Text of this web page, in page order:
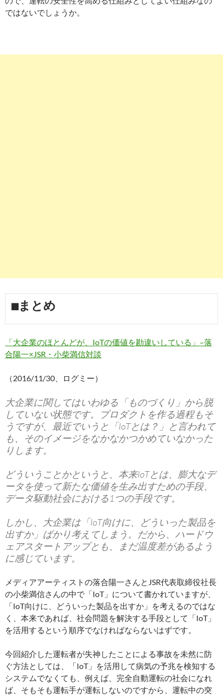
ではないでしょうか。
■まとめ
「大企業のほとんどが、IoTの価値を勘違いしている」–落
合陽一×JSR・小柴満信対談
（2016/11/30、ログミー）
大企業に関してはいわゆる「ものづくり」から脱
していない状態です。プロダクトを作る過程もそ
うですが、最近でいうと「IoTとは？」と言われて
も、そのイメージをなかなかつかめていなかった
りします。
どういうことかというと、本来IoTとは、膨大なデ
ータを使って新たな価値を生み出すための手段、
データ駆動社会における1つの手段です。
しかし、大企業は「IoT向けに、どういった製品を
出すか」ばかり考えてしまう。だから、ハードウ
ェアスタートアップとも、まだ温度差があるよう
に感じています。
メディアアーティストの落合陽一さんとJSR代表取締役社長
の小柴満信さんの中で「IoT」について書かれていますが、
「IoT向けに、どういった製品を出すか」を考えるのではな
く、本来であれば、社会問題を解決する手段として「IoT」
を活用するという順序でなければならないはずです。
今回紹介した運転者が失神したことによる事故を未然に防
ぐ方法としては、「IoT」を活用して病気の予兆を検知する
システムでなくても、例えば、完全自動運転の社会になれ
ば、そもそも運転手が運転しないのですから、運転中の突